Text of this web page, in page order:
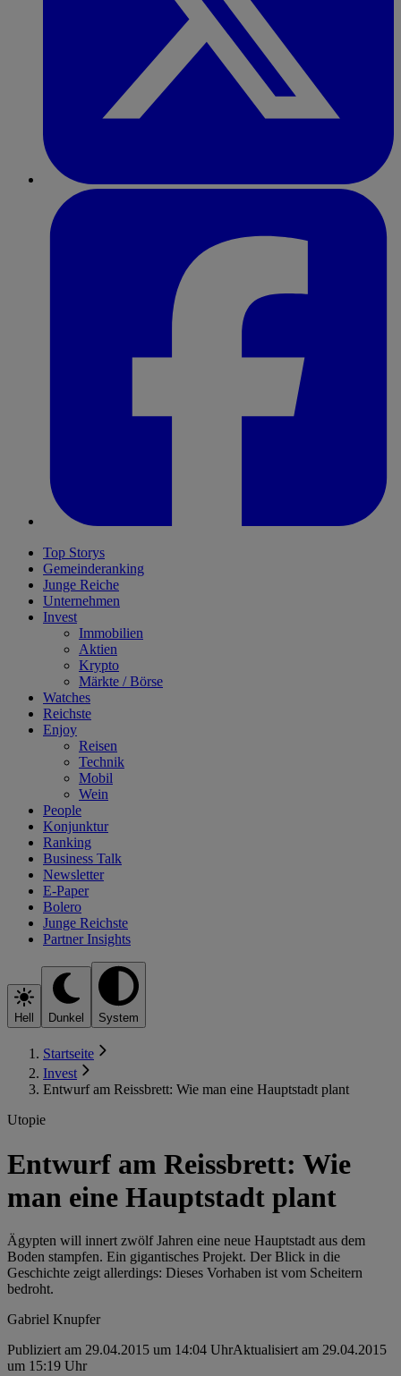
Top Storys
Gemeinderanking
Junge Reiche
Unternehmen
Invest
Immobilien
Aktien
Krypto
Märkte / Börse
Watches
Reichste
Enjoy
Reisen
Technik
Mobil
Wein
People
Konjunktur
Ranking
Business Talk
Newsletter
E-Paper
Bolero
Junge Reichste
Partner Insights
Hell Dunkel System
Startseite
Invest
Entwurf am Reissbrett: Wie man eine Hauptstadt plant
Utopie
Entwurf am Reissbrett: Wie
man eine Hauptstadt plant
Ägypten will innert zwölf Jahren eine neue Hauptstadt aus dem
Boden stampfen. Ein gigantisches Projekt. Der Blick in die
Geschichte zeigt allerdings: Dieses Vorhaben ist vom Scheitern
bedroht.
Gabriel Knupfer
Publiziert am 29.04.2015 um 14:04 UhrAktualisiert am 29.04.2015
um 15:19 Uhr